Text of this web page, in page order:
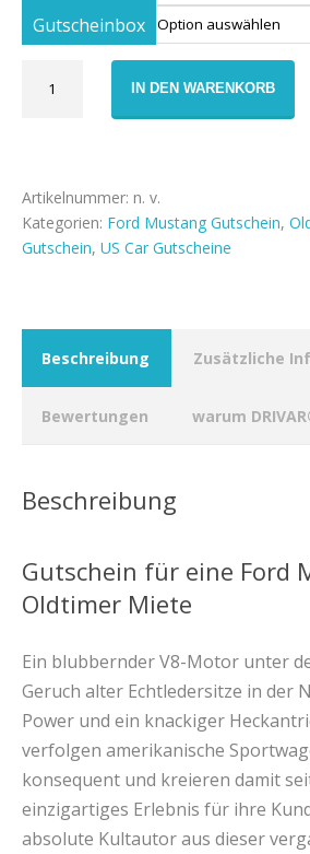
Gutscheinbox
Ford
Menge
IN DEN WARENKORB
Artikelnummer: n. v.
Kategorien: Ford Mustang Gutschein,
Gutschein, US Car Gutscheine
Beschreibung Zusätzliche
Bewertungen warum
Beschreibung
Gutschein für eine Ford
Oldtimer Miete
Ein blubbernder V8-Motor unter
Geruch alter Echtledersitze in der
Power und ein knackiger
verfolgen amerikanische
konsequent und kreieren damit
einzigartiges Erlebnis für ihre
absolute Kultautor aus dieser